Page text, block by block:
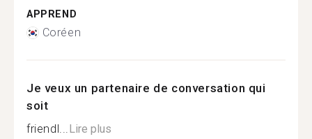
APPREND
Coréen
Je veux un partenaire de conversation qui
soit
friendl...Lire plus